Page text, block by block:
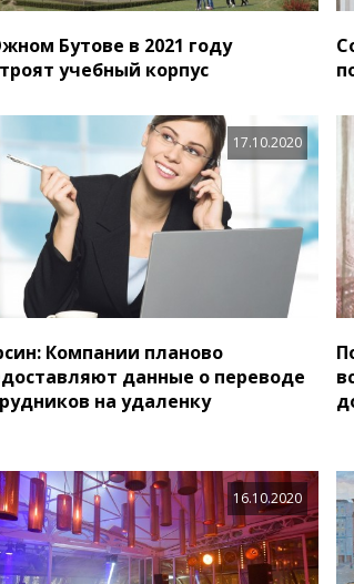
Бутове в 2021 году
учебный корпус
17.10.2020
Компании планово
данные о переводе
на удаленку
16.10.2020